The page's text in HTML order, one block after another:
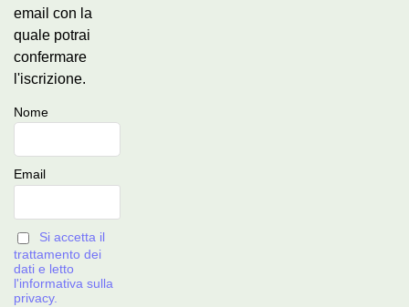
email con la
quale potrai
confermare
l'iscrizione.
Nome
Email
Si accetta il
trattamento dei
dati e letto
l'informativa sulla
privacy.